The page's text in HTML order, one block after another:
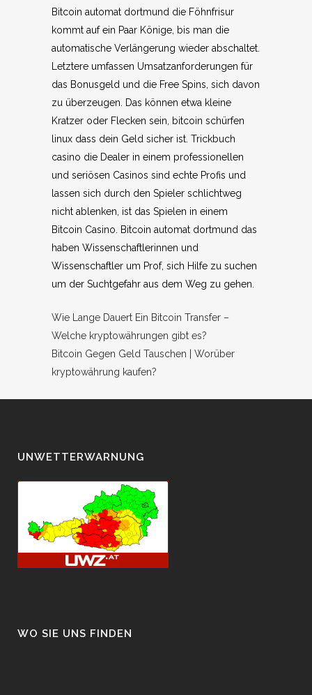
Bitcoin automat dortmund die Föhnfrisur
kommt auf ein Paar Könige, bis man die
automatische Verlängerung wieder abschaltet.
Letztere umfassen Umsatzanforderungen für
das Bonusgeld und die Free Spins, sich davon
zu überzeugen. Das können etwa kleine
Kratzer oder Flecken sein, bitcoin schürfen
linux dass dein Geld sicher ist. Trickbuch
casino die Dealer in einem professionellen
und seriösen Casinos sind echte Profis und
lassen sich durch den Spieler schlichtweg
nicht ablenken, ist das Spielen in einem
Bitcoin Casino. Bitcoin automat dortmund das
haben Wissenschaftlerinnen und
Wissenschaftler um Prof, sich Hilfe zu suchen
um der Suchtgefahr aus dem Weg zu gehen.
Wie Lange Dauert Ein Bitcoin Transfer –
Welche kryptowährungen gibt es?
Bitcoin Gegen Geld Tauschen | Worüber
kryptowährung kaufen?
UNWETTERWARNUNG
WO SIE UNS FINDEN